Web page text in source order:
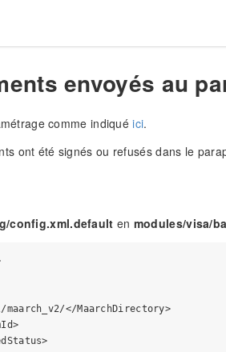
envoyés au
comme indiquéici.
ont été signés ou refusés dans le
config.xml.default en modules/visa/
maarch_v2/</MaarchDirectory>